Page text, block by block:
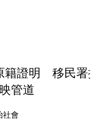
籍證明 移民署
管道
社會